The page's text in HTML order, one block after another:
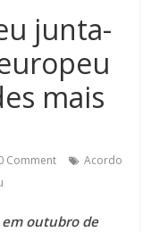
junta-
mais
Comment
Acordo
em outubro de